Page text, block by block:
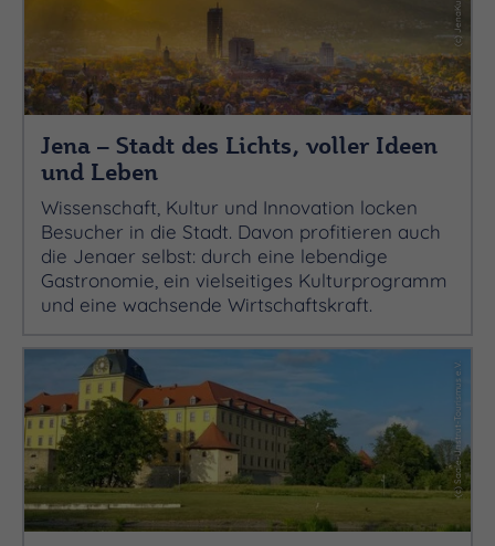
Jena – Stadt des Lichts, voller Ideen
und Leben
Wissenschaft, Kultur und Innovation locken
Besucher in die Stadt. Davon profitieren auch
die Jenaer selbst: durch eine lebendige
Gastronomie, ein vielseitiges Kulturprogramm
und eine wachsende Wirtschaftskraft.
(c) Saale-Unstrut-Tourismus e.V.